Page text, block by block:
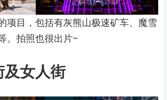
项目，包括有灰熊山极速矿车、魔雪
。拍照也很出片~
女人街